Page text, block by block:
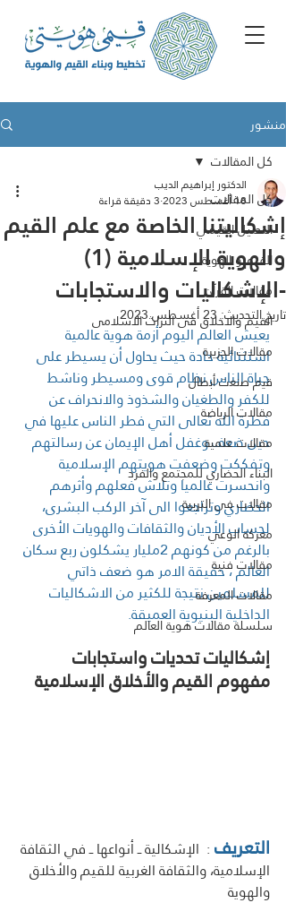
منشور
كل المقالات
التحليل القيمي
القيم و الهوية
مقالات القرآن
القيم والاخلاق فى التراث الاسلامى
مقالات الجزيرة
ﻗﯾم ﺻﻧﻌت أﺑطﺎل
مقالات الرياضة
مقالات علمية
البناء الحضاري للمجتمع والفرد
مقالات فى التربية
معركة الوعي
مقالات فنية
مقالات المعرفة
سلسلة مقالات هوية العالم
كل المقالات
إشكاليتنا الخاصة مع علم القيم
والهوية الإسلامية (1)
-الإشكاليات والاستجابات
الدكتور إبراهيم الديب
18 أغسطس 2023
3 دقيقة قراءة
تاريخ التحديث:23 أغسطس 2023
يعيش العالم اليوم أزمة هوية عالمية
استثنائية حادة حيث يحاول أن يسيطر على
حياة الناس نظام قوى ومسيطر وناشط
للكفر والطغيان والشذوذ والانحراف عن
فطرة الله تعالى التي فطر الناس عليها في
حين ضعف وغفل أهل الإيمان عن رسالتهم
وتفككت وضعفت هويتهم الإسلامية
وانحسرت عالميا وتلاش فعلهم وأثرهم
الحضاري وتراجعوا الى آخر الركب البشرى،
لحساب الأديان والثقافات والهويات الأخرى
بالرغم من كونهم 2مليار يشكلون ربع سكان
العالم ، حقيقة الامر هو ضعف ذاتي
للمسلمين نتيجة للكثير من الاشكاليات
الداخلية البنيوية العميقة.
إشكاليات تحديات واستجابات
مفهوم القيم والأخلاق الإسلامية
التعريف:  الإشكالية ــ أنواعها ــ في الثقافة
الإسلامية، والثقافة الغربية للقيم والأخلاق
والهوية